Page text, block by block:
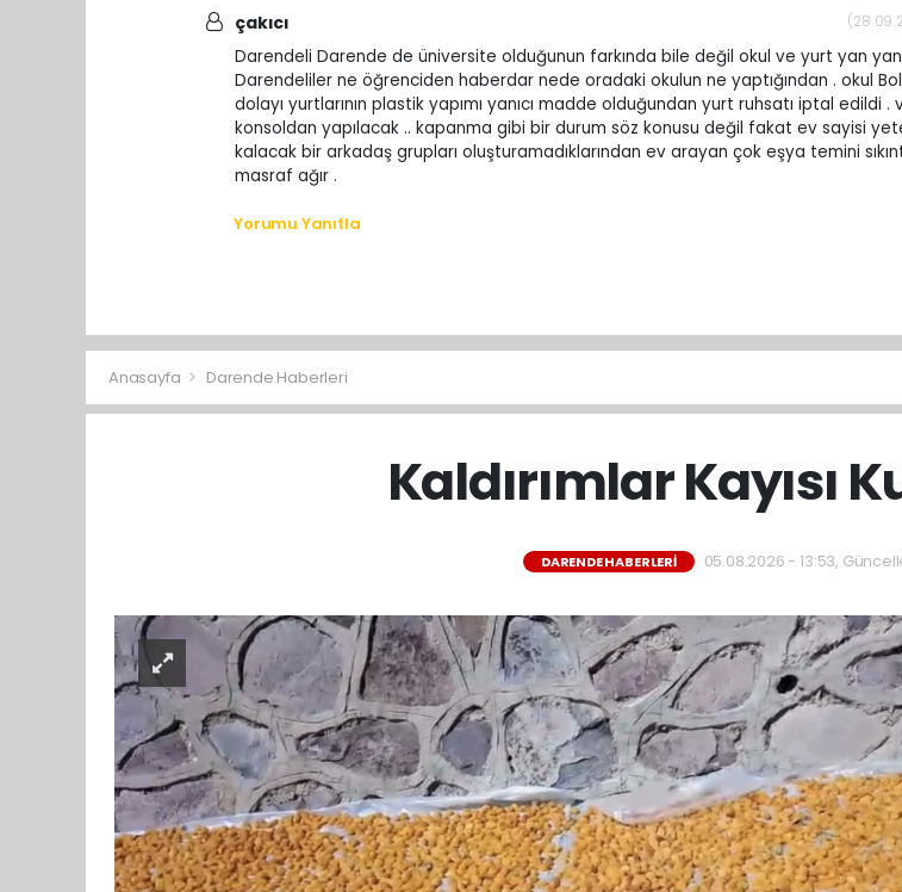
çakıcı
Darendeli Darende de üniversite olduğunun farkında bile değil okul ve yurt yan
Darendeliler ne öğrenciden haberdar nede oradaki okulun ne yaptığından . okul
dolayı yurtlarının plastik yapımı yanıcı madde olduğundan yurt ruhsatı iptal edildi
konsoldan yapılacak .. kapanma gibi bir durum söz konusu değil fakat ev sayisi
kalacak bir arkadaş grupları oluşturamadıklarından ev arayan çok eşya temini
masraf ağır .
Yorumu Yanıtla
Anasayfa Darende Haberleri
Kaldırımlar Kayısı
DARENDE HABERLERI 05.08.2026 - 13:53,